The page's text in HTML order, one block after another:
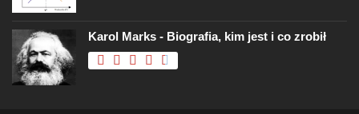
Karol Marks - Biografia, kim jest i co zrobił